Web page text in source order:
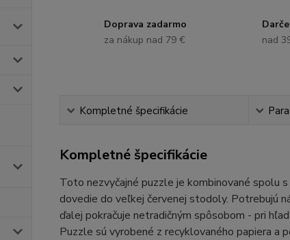
Doprava zadarmo
za nákup nad 79 €
nad
Kompletné špecifikácie
Kompletné špecifikácie
Toto nezvyčajné puzzle je kombinované spolu
dovedie do veľkej červenej stodoly. Potrebujú
ďalej pokračuje netradičným spôsobom - pri
Puzzle sú vyrobené z recyklovaného papiera a